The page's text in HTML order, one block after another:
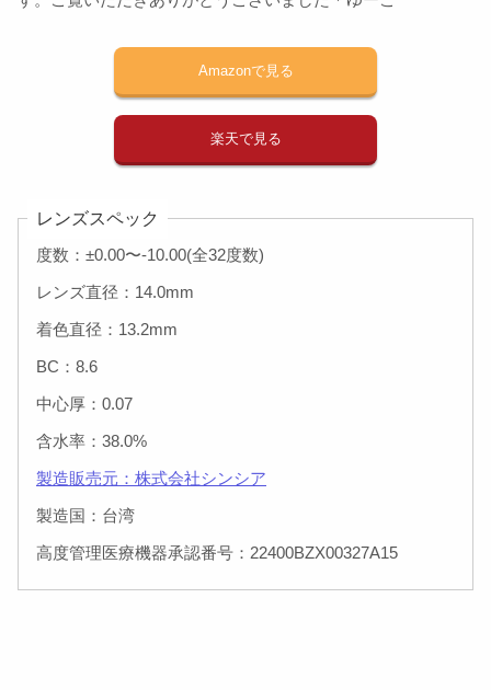
Amazonで見る
楽天で見る
レンズスペック
度数：±0.00〜-10.00(全32度数)
レンズ直径：14.0mm
着色直径：13.2mm
BC：8.6
中心厚：0.07
含水率：38.0%
製造販売元：株式会社シンシア
製造国：台湾
高度管理医療機器承認番号：22400BZX00327A15